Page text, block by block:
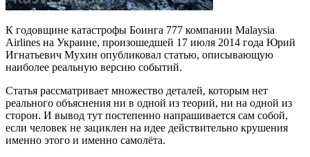
К годовщине катастрофы Боинга 777 компании Malaysia
Airlines на Украине, произошедшей 17 июля 2014 года Юрий
Игнатьевич Мухин опубликовал статью, описывающую
наиболее реальную версию событий.
Статья рассматривает множество деталей, которым нет
реального объяснения ни в одной из теорий, ни на одной из
сторон. И вывод тут постепенно напрашивается сам собой,
если человек не зациклен на идее действительно крушения
именно этого и именно самолёта.